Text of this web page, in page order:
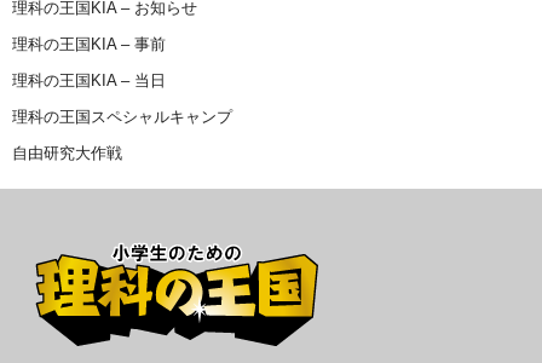
理科の王国KIA – お知らせ
理科の王国KIA – 事前
理科の王国KIA – 当日
理科の王国スペシャルキャンプ
自由研究大作戦